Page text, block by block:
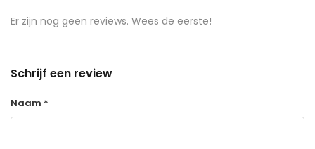
Er zijn nog geen reviews. Wees de eerste!
Schrijf een review
Naam *